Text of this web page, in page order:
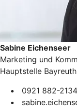
Sabine Eichenseer
Marketing und
Hauptstelle Bayreuth
0921 882-2134